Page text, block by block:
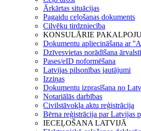
Ārkārtas situācijas
Pagaidu ceļošanas dokuments
Cilvēku tirdzniecība
KONSULĀRIE
Dokumentu apliecināšana ar
Dzīvesvietas norādīšana
Pases/eID noformēšana
Latvijas pilsonības jautājumi
Izziņas
Dokumentu izprasīšana no
Notariālās darbības
Civilstāvokļa aktu reģistrācija
Bērna reģistrācija par Latvijas
IECEĻOŠANA LATVIJĀ